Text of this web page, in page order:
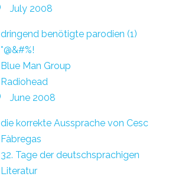
July 2008
dringend benötigte parodien (1)
*@&#%!
Blue Man Group
Radiohead
June 2008
die korrekte Aussprache von Cesc
Fàbregas
32. Tage der deutschsprachigen
Literatur